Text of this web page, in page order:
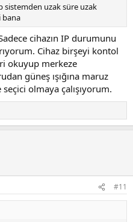
sistemden uzak süre uzak
bana
cihazın IP durumunu
Cihaz birşeyi kontol
okuyup merkeze
güneş ışığına maruz
olmaya çalışıyorum.
#11